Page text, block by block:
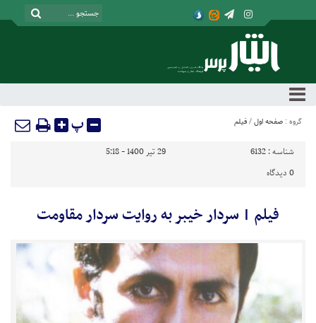
گروه : صفحه اول / فیلم پ
شناسه : 6132
29 تیر 1400 - 5:18
0 دیدگاه
فیلم | سردار خیبر به روایت سردار مقاومت